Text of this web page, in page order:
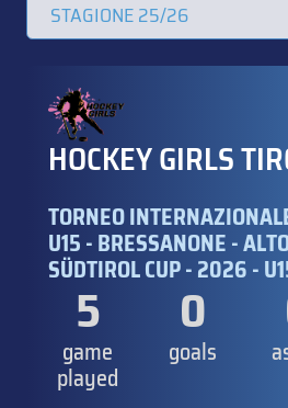
HOCKEY GIRLS
TORNEO
U15 - BRESSANONE -
SÜDTIROL CUP - 2026 -
5
game
played
0
goals